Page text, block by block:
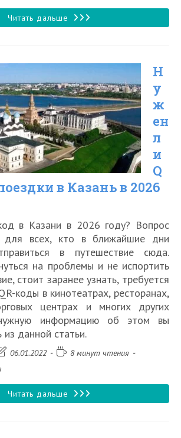
записи:
Читать дальше Нужен
для
поездки
в
Подмосковье
2026
Н
у
ж
ен
л
и
Q
в Казань в 2026
в Казани в 2026 году? Вопрос
для всех, кто в ближайшие дни
в путешествие сюда.
на проблемы и не испортить
стоит заранее узнать, требуется
коды в кинотеатрах, ресторанах,
центрах и многих других
информацию об этом вы
данной статьи.
06.01.2022
Время8 минут чтения
Читать дальше Нужен